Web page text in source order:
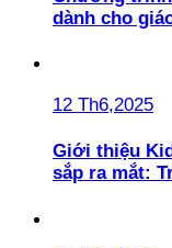
dành cho
12 Th6,2025
Giới thiệu
sắp ra mắt: